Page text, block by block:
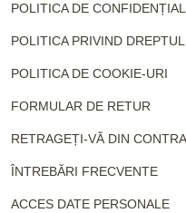
POLITICA DE
POLITICA PRIVIND
POLITICA DE COOKIE-URI
FORMULAR DE RETUR
RETRAGEȚI-VĂ DIN
ÎNTREBĂRI FRECVENTE
ACCES DATE PERSONALE